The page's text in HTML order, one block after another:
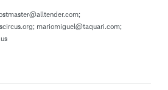
mariomiguel@taquari.com;